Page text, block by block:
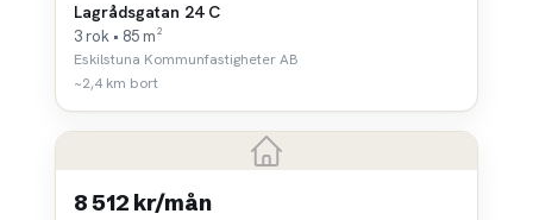
Lagrådsgatan 24 C
3 rok • 85 m²
Eskilstuna Kommunfastigheter AB
~2,4 km bort
8 512 kr/mån